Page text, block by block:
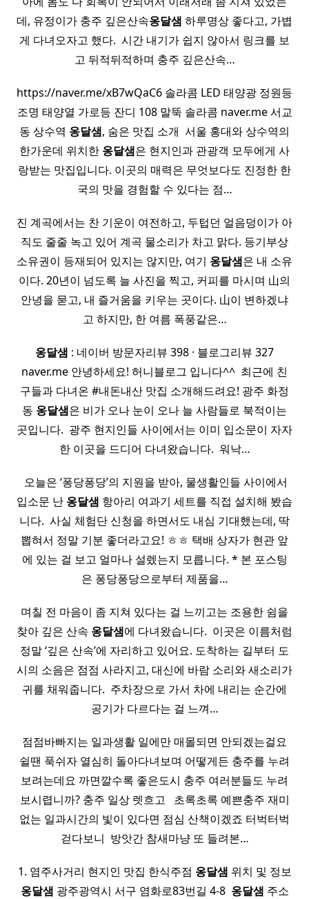
데, 유정이가 충주 깊은산속옹달샘 하루명상 좋다고, 가볍
게 다녀오자고 했다. ​ 시간 내기가 쉽지 않아서 링크를 보
고 뒤적뒤적하며 충주 깊은산속…
https://naver.me/xB7wQaC6 솔라콤 LED 태양광 정원등
조명 태양열 가로등 잔디 108 말뚝 솔라콤 naver.me 서교
동 상수역 옹달샘, 숨은 맛집 소개 ​ 서울 홍대와 상수역의
한가운데 위치한 옹달샘은 현지인과 관광객 모두에게 사
랑받는 맛집입니다. 이곳의 매력은 무엇보다도 진정한 한
국의 맛을 경험할 수 있다는 점…
진 계곡에서는 찬 기운이 여전하고, 두텁던 얼음덩이가 아
직도 줄줄 녹고 있어 계곡 물소리가 차고 맑다. 등기부상
소유권이 등재되어 있지는 않지만, 여기 옹달샘은 내 소유
이다. 20년이 넘도록 늘 사진을 찍고, 커피를 마시며 山의
안녕을 묻고, 내 즐거움을 키우는 곳이다. 山이 변하겠냐
고 하지만, 한 여름 폭풍같은…
옹달샘 : 네이버 방문자리뷰 398 · 블로그리뷰 327
naver.me 안녕하세요! 허니블로그 입니다^^ ​ 최근에 친
구들과 다녀온 #내돈내산 맛집 소개해드려요! ​광주 화정
동 옹달샘은 비가 오나 눈이 오나 늘 사람들로 북적이는
곳입니다. ​ 광주 현지인들 사이에서는 이미 입소문이 자자
한 이곳을 드디어 다녀왔습니다. ​ 워낙…
​ 오늘은 ‘퐁당퐁당’의 지원을 받아, 물생활인들 사이에서
입소문 난 옹달샘 항아리 여과기 세트를 직접 설치해 봤습
니다. ​ 사실 체험단 신청을 하면서도 내심 기대했는데, 딱
뽑혀서 정말 기분 좋더라고요! ㅎㅎ 택배 상자가 현관 앞
에 있는 걸 보고 얼마나 설렜는지 모릅니다. * 본 포스팅
은 퐁당퐁당으로부터 제품을…
며칠 전 마음이 좀 지쳐 있다는 걸 느끼고는 조용한 쉼을
찾아 깊은 산속 옹달샘에 다녀왔습니다. ​ 이곳은 이름처럼
정말 ‘깊은 산속’에 자리하고 있어요. 도착하는 길부터 도
시의 소음은 점점 사라지고, 대신에 바람 소리와 새소리가
귀를 채워줍니다. ​ 주차장으로 가서 차에 내리는 순간에
공기가 다르다는 걸 느껴…
점점바빠지는 일과생활 일에만 매몰되면 안되겠는걸요
쉴땐 푹쉬자 열심히 돌아다녀보며 어떻게든 충주를 누려
보려는데요 까면깔수록 좋은도시 충주 여러분들도 누려
보시렵니까? 충주 일상 렛흐고 ​ ​ 초록초록 예쁜충주 재미
없는 일과시간의 빛이 있다면 점심 산책이겠죠 터벅터벅
걷다보니 ​ 방앗간 참새마냥 또 들려본…
1. 염주사거리 현지인 맛집 한식주점 옹달샘 위치 및 정보
옹달샘 광주광역시 서구 염화로83번길 4-8 ​ 옹달샘 주소